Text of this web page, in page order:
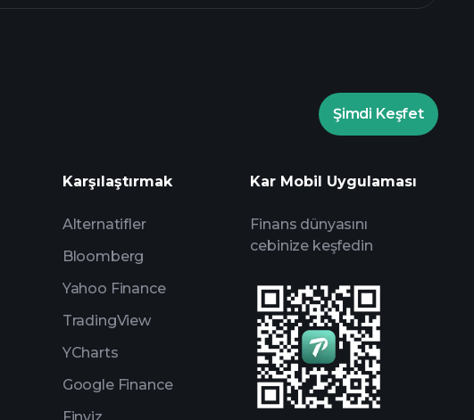
Şimdi Keşfet
Karşılaştırmak
Alternatifler
Bloomberg
Yahoo Finance
TradingView
YCharts
Google Finance
Kar Mobil Uygulaması
Finans dünyasını
cebinize keşfedin